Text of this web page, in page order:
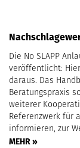
Die No SLAPP
veröffentlicht:
daraus. Das
Beratungspraxis
weiterer
Referenzwerk für
informieren, zur
MEHR »